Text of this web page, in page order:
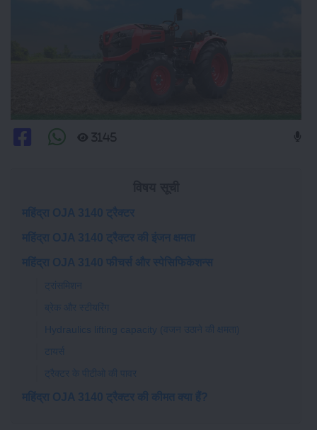
3145
महिंद्रा OJA 3140 ट्रैक्टर
महिंद्रा OJA 3140 ट्रैक्टर की इंजन क्षमता
महिंद्रा OJA 3140 फीचर्स और स्पेसिफिकेशन्स
ट्रांसमिशन
ब्रेक और स्टीयरिंग
Hydraulics lifting capacity (वजन उठाने की क्षमता)
टायर्स
ट्रैक्टर के पीटीओ की पावर
महिंद्रा OJA 3140 ट्रैक्टर की कीमत क्या हैं?